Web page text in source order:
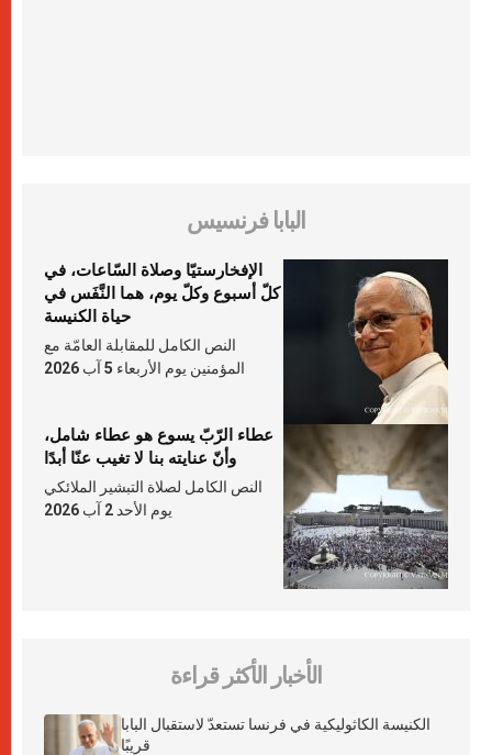
البابا فرنسيس
الإفخارستيّا وصلاة السّاعات، في
كلّ أسبوع وكلّ يوم، هما النَّفَس في
حياة الكنيسة
النص الكامل للمقابلة العامّة مع
المؤمنين يوم الأربعاء 5 آب 2026
عطاء الرّبّ يسوع هو عطاء شامل،
وأنّ عنايته بنا لا تغيب عنّا أبدًا
النص الكامل لصلاة التبشير الملائكي
يوم الأحد 2 آب 2026
الأخبار الأكثر قراءة
الكنيسة الكاثوليكية في فرنسا تستعدّ لاستقبال البابا
قريبًا